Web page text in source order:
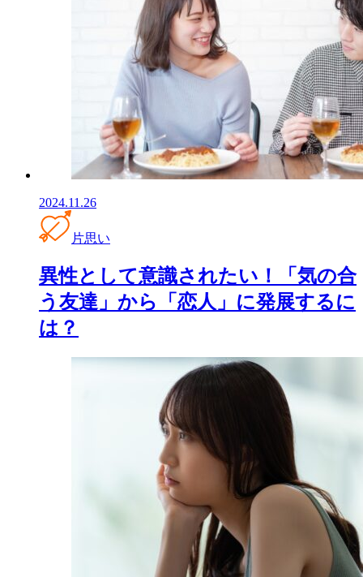
2024.11.26
片思い
異性として意識されたい！「気の合
う友達」から「恋人」に発展するに
は？